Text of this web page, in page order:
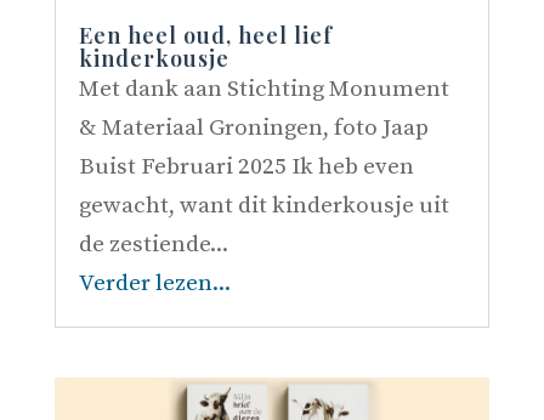
Een heel oud, heel lief
kinderkousje
Met dank aan Stichting Monument
& Materiaal Groningen, foto Jaap
Buist Februari 2025 Ik heb even
gewacht, want dit kinderkousje uit
de zestiende...
Verder lezen...